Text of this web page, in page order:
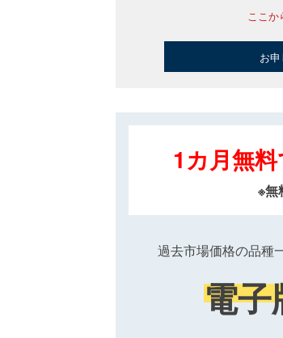
ここか
お
1カ月無
※無
過去市場価格の品種
電子